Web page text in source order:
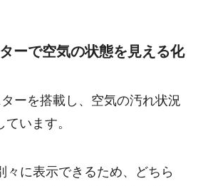
ーで空気の状態を見える化
ーを搭載し、空気の汚れ状況
います。
々に表示できるため、どちら